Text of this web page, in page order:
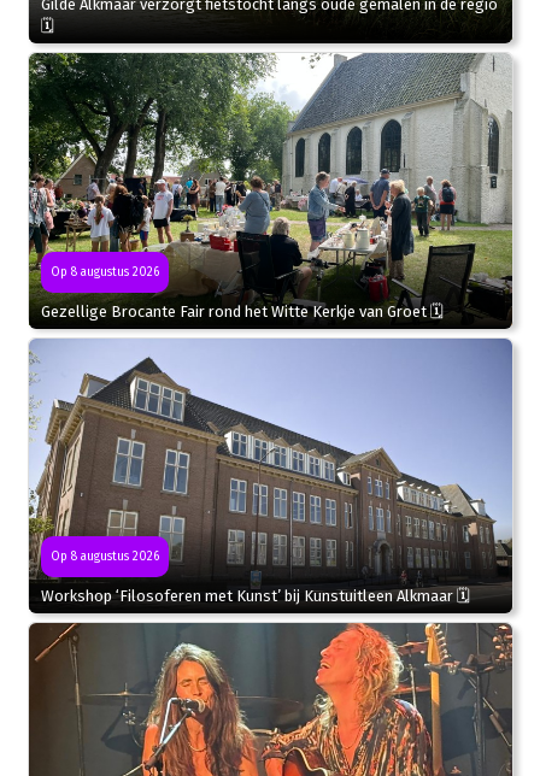
Gilde Alkmaar verzorgt fietstocht langs oude gemalen in de regio
🗓
Op 8 augustus 2026
Gezellige Brocante Fair rond het Witte Kerkje van Groet 🗓
Op 8 augustus 2026
Workshop ‘Filosoferen met Kunst’ bij Kunstuitleen Alkmaar 🗓